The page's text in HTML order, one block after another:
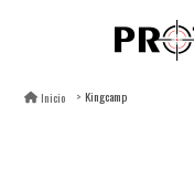
Inicio Kingcamp